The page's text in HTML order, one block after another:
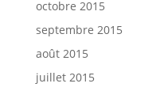
octobre 2015
septembre 2015
août 2015
juillet 2015